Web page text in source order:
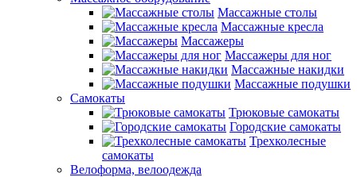
Массажные столы
Массажные кресла
Массажеры
Массажеры для ног
Массажные накидки
Массажные подушки
Самокаты
Трюковые самокаты
Городские самокаты
Трехколесные
самокаты
Велоформа, велоодежда